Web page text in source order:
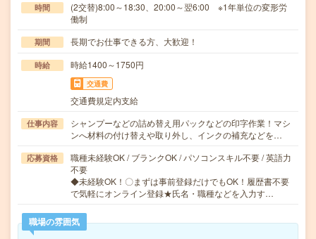
時間
(2交替)8:00～18:30、20:00～翌6:00 ※1年単位の変形労
働制
期間 長期でお仕事できる方、大歓迎！
時給 時給1400～1750円
交通費
交通費規定内支給
仕事内容
シャンプーなどの詰め替え用パックなどの印字作業！マシ
ンへ材料の付け替えや取り外し、インクの補充などを…
応募資格
職種未経験OK / ブランクOK / パソコンスキル不要 / 英語力
不要
◆未経験OK！〇まずは事前登録だけでもOK！履歴書不要
で気軽にオンライン登録★氏名・職種などを入力す…
職場の雰囲気